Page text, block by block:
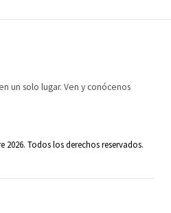
un solo lugar. Ven y conócenos
Todos los derechos reservados.